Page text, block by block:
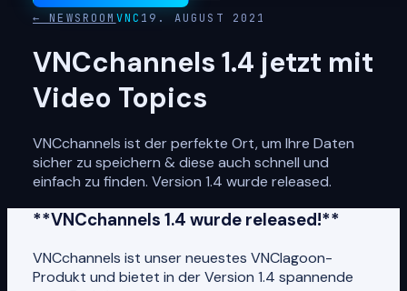
← NEWSROOM VNC 19. AUGUST 2021
VNCchannels 1.4 jetzt mit
Video Topics
VNCchannels ist der perfekte Ort, um Ihre Daten
sicher zu speichern & diese auch schnell und
einfach zu finden. Version 1.4 wurde released.
**VNCchannels 1.4 wurde released!**
VNCchannels ist unser neuestes VNClagoon-
Produkt und bietet in der Version 1.4 spannende